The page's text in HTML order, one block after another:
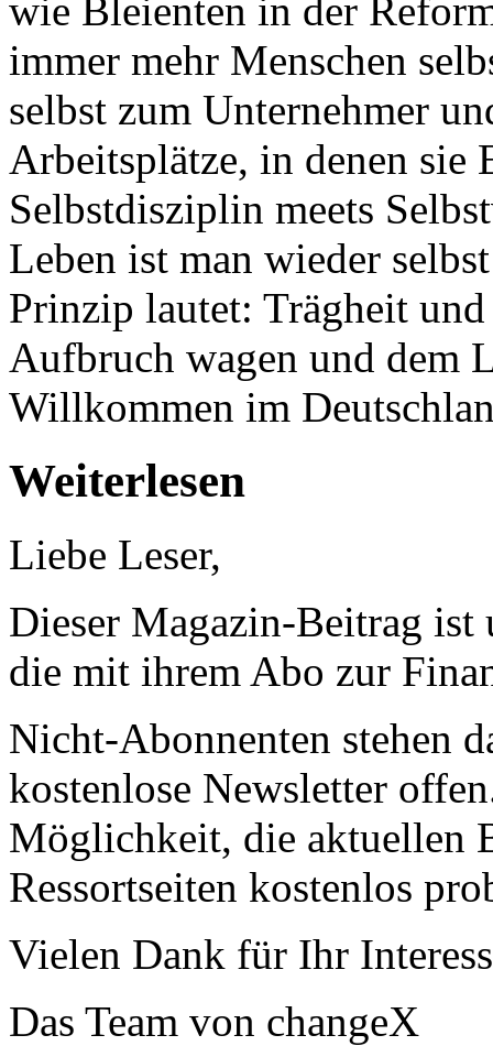
wie Bleienten in der
immer mehr Menschen
selbst zum Unternehmer
Arbeitsplätze, in denen sie
Selbstdisziplin meets
Leben ist man wieder
Prinzip lautet: Trägheit
Aufbruch wagen und dem
Willkommen im
Weiterlesen
Liebe Leser,
Dieser Magazin-Beitrag ist
die mit ihrem Abo zur
Nicht-Abonnenten stehen
kostenlose Newsletter
Möglichkeit, die aktuellen
Ressortseiten kostenlos
Vielen Dank für Ihr
Das Team von changeX